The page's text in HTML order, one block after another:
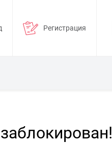
Регистрация
заблокирован!